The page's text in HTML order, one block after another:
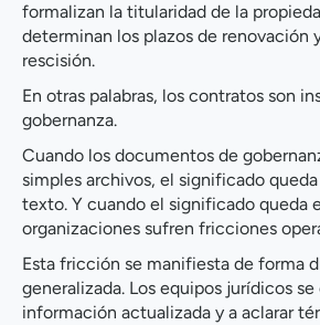
formalizan la titularidad de la
determinan los plazos de renovación
rescisión.
En otras palabras, los contratos son
gobernanza.
Cuando los documentos de
simples archivos, el significado
texto. Y cuando el significado queda
organizaciones sufren fricciones
Esta fricción se manifiesta de forma
generalizada. Los equipos jurídicos
información actualizada y a aclarar